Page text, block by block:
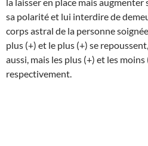
sa polarité et lui interdire de
corps astral de la personne
plus (+) et le plus (+) se
aussi, mais les plus (+) et les
respectivement.